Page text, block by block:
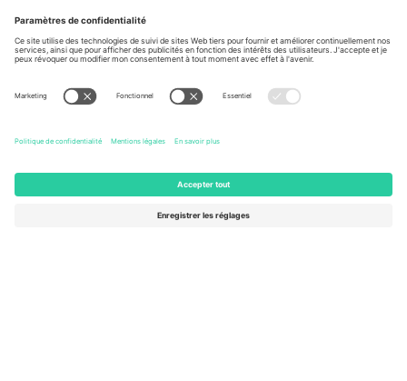
Services de l'entreprise
Comment ça marche